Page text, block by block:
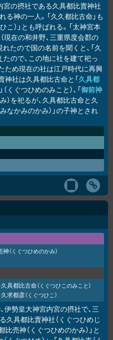
宮の摂社である久具都比賣神社
る神の一人。「久久都比古命」も
こ）」とも呼ばれる。「太神宮本
現在の和井野、三重県度会郡の
たので国の名前を聞くと、「久
たので、この地に社を建て祀っ
ため現在の社は江戸時代に再興
神社は久具都比古命と「久具都
くぐつひめのみこと）、「御前神
）を祀るが、久具都比古命と久
みなかみのかみ）」の子神とされ
神（くぐつひめのかみ）
久具都比古命（くぐつひこのみこと）
久求都彦（くぐつひこ）
伊勢皇大神宮内宮の摂社で、三
久具都比賣神社（くぐつひめじ
比売神（くぐつひめのかみ）」と